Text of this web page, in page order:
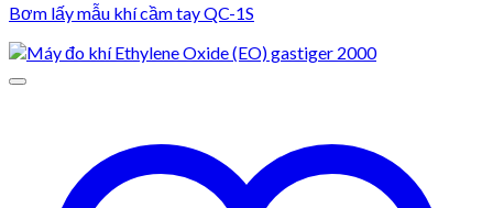
Bơm lấy mẫu khí cầm tay QC-1S